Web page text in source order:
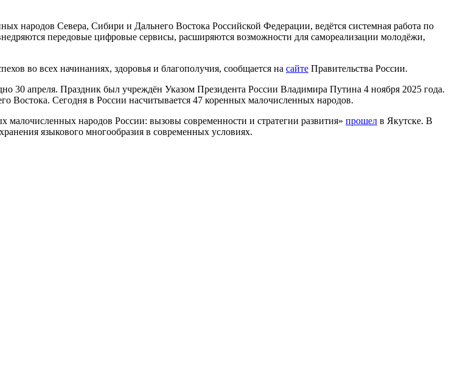
народов Севера, Сибири и Дальнего Востока Российской Федерации, ведётся системная работа по
передовые цифровые сервисы, расширяются возможности для самореализации молодёжи,
во всех начинаниях, здоровья и благополучия, сообщается на сайте Правительства России.
30 апреля. Праздник был учреждён Указом Президента России Владимира Путина 4 ноября 2025 года.
Сегодня в России насчитывается 47 коренных малочисленных народов.
народов России: вызовы современности и стратегии развития» прошел в Якутске. В
языкового многообразия в современных условиях.